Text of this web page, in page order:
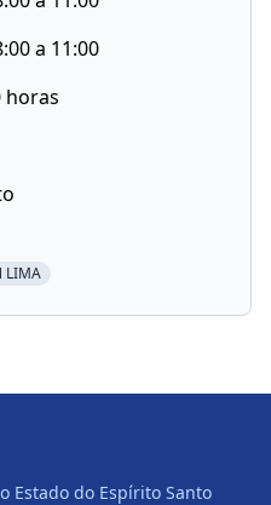
a 11:00
horas
LIMA
Estado do Espírito Santo